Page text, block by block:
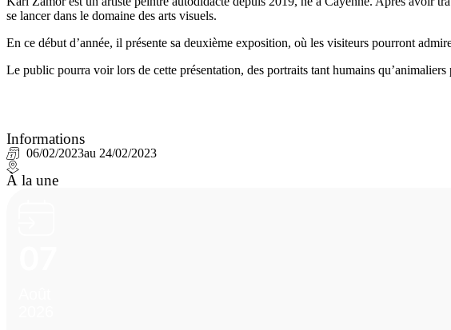
se lancer dans le domaine des arts visuels.
En ce début d’année, il présente sa deuxième exposition, où les visiteurs pourront
Le public pourra voir lors de cette présentation, des portraits tant humains
Informations
06/02/2023au 24/02/2023
À la une